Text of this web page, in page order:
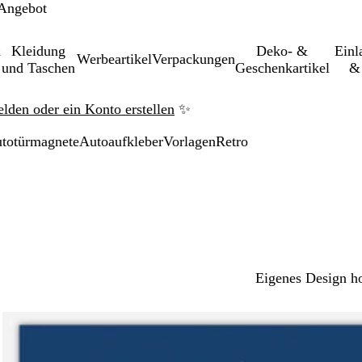
Kleidung
und Taschen
WerbeartikelVerpackungen
Deko- &
Geschenkartikel
&
oder ein Konto erstellen ✨
AutoaufkleberVorlagenRetro
Eigenes Design